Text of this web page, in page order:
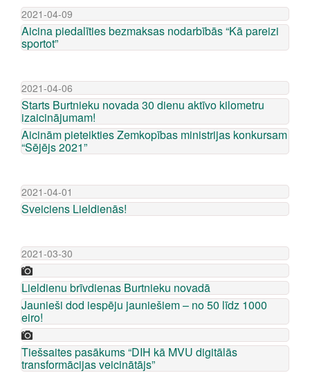
2021-04-09
Aicina piedalīties bezmaksas nodarbībās “Kā pareizi
sportot”
2021-04-06
Starts Burtnieku novada 30 dienu aktīvo kilometru
izaicinājumam!
Aicinām pieteikties Zemkopības ministrijas konkursam
“Sējējs 2021”
2021-04-01
Sveiciens Lieldienās!
2021-03-30
Lieldienu brīvdienas Burtnieku novadā
Jaunieši dod iespēju jauniešiem – no 50 līdz 1000
eiro!
Tiešsaites pasākums “DIH kā MVU digitālās
transformācijas veicinātājs”